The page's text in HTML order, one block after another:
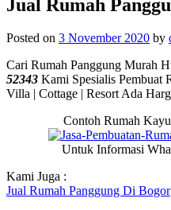
Jual Rumah
Posted on 3 November 2020 by
Cari Rumah Panggung Murah
52343 Kami Spesialis Pembuat
Villa | Cottage | Resort Ada
Contoh Rumah
Untuk Informasi
Kami Juga :
Jual Rumah Panggung Di Bogor